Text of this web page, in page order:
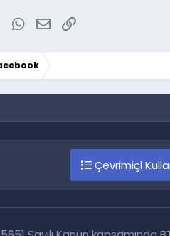
TumblrWhatsApp
E-posta
Çevrimiçi